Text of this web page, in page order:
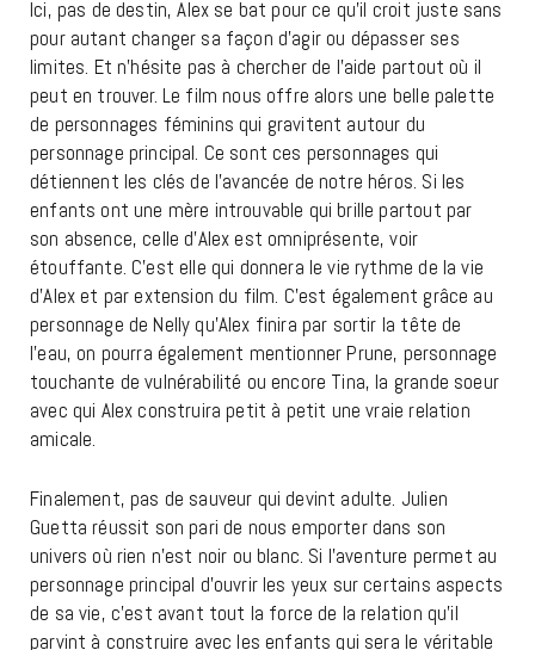
Ici, pas de destin, Alex se bat pour ce qu’il croit juste sans
pour autant changer sa façon d’agir ou dépasser ses
limites. Et n’hésite pas à chercher de l’aide partout où il
peut en trouver. Le film nous offre alors une belle palette
de personnages féminins qui gravitent autour du
personnage principal. Ce sont ces personnages qui
détiennent les clés de l’avancée de notre héros. Si les
enfants ont une mère introuvable qui brille partout par
son absence, celle d’Alex est omniprésente, voir
étouffante. C’est elle qui donnera le vie rythme de la vie
d’Alex et par extension du film. C’est également grâce au
personnage de Nelly qu’Alex finira par sortir la tête de
l’eau, on pourra également mentionner Prune, personnage
touchante de vulnérabilité ou encore Tina, la grande soeur
avec qui Alex construira petit à petit une vraie relation
amicale.
Finalement, pas de sauveur qui devint adulte. Julien
Guetta réussit son pari de nous emporter dans son
univers où rien n’est noir ou blanc. Si l’aventure permet au
personnage principal d’ouvrir les yeux sur certains aspects
de sa vie, c’est avant tout la force de la relation qu’il
parvint à construire avec les enfants qui sera le véritable